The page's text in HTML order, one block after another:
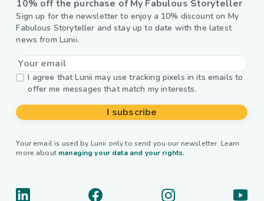
10% off the purchase of My Fabulous Storyteller
Sign up for the newsletter to enjoy a 10% discount on My
Fabulous Storyteller and stay up to date with the latest
news from Lunii.
I agree that Lunii may use tracking pixels in its emails to
offer me messages that match my interests.
I subscribe
Your email is used by Lunii only to send you our newsletter. Learn
more about managing your data and your rights.